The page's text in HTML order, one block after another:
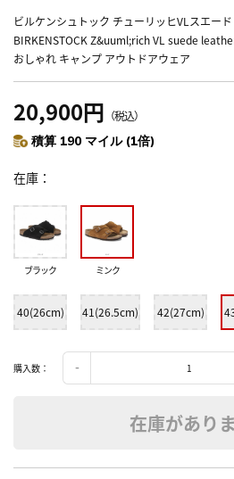
ビルケンシュトック チューリッヒVLスエー
BIRKENSTOCK Z&uuml;rich VL suede
おしゃれ キャンプ アウトドアウェア
20,900円 （税込）
積算 190 マイル (1倍)
在庫
ブラック ミンク
40(26cm) 41(26.5cm) 42(27cm)
購入数：
在庫があり